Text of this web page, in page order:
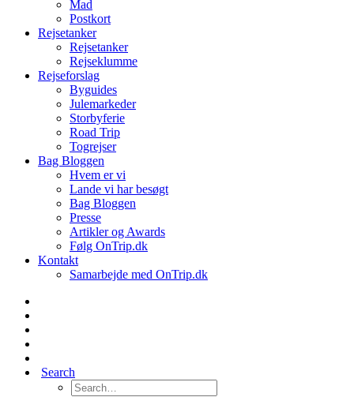
Mad
Postkort
Rejsetanker
Rejsetanker
Rejseklumme
Rejseforslag
Byguides
Julemarkeder
Storbyferie
Road Trip
Togrejser
Bag Bloggen
Hvem er vi
Lande vi har besøgt
Bag Bloggen
Presse
Artikler og Awards
Følg OnTrip.dk
Kontakt
Samarbejde med OnTrip.dk
Search